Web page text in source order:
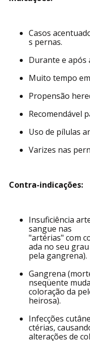
no tornozelo e
Indicações:
Casos
s pernas.
Durante e após
Muito tempo
Propensão
Recomendável
Varizes nas
Contra-indicações:
Insuficiência
sangue nas
"artérias" com
ada no seu grau
pela gangrena).
Gangrena
nseqüente
coloração da